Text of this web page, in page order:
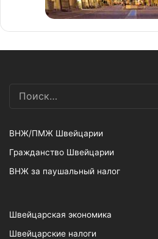
ВНЖ/ПМЖ Швейцарии
Гражданство Швейцарии
ВНЖ за паушальный налог
Швейцарская экономика
Швейцарские налоги